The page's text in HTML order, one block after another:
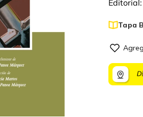
Editorial:
Tapa